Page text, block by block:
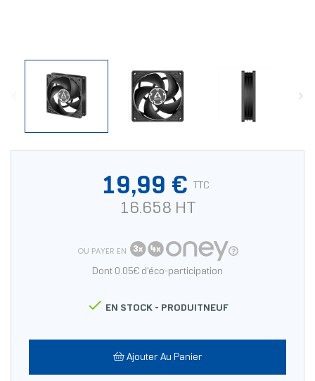
19,99 € TTC
16.658 HT
OU PAYER EN
Dont 0.05€ d'éco-participation
 EN STOCK - PRODUITNEUF
Ajouter Au Panier